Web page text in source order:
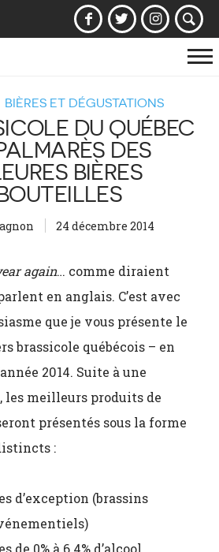
BIÈRES ET DÉGUSTATIONS
DU QUÉBEC
DES
BIÈRES
24 décembre 2014
again… comme diraient
en anglais. C’est avec
que je vous présente le
brassicole québécois – en
2014. Suite à une
les meilleurs produits de
présentés sous la forme
:
d’exception (brassins
de 0% à 6.4% d’alcool